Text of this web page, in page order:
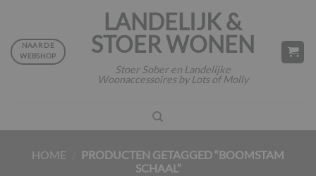
inhoud
LANDELIJK &
STOER WONEN
Stoer Sober en Landelijke
Woonaccessoires by Lots of Molly
NAAR DE
WEBSHOP
HOME
PRODUCTEN GETAGGED “BOOMSTAM
SCHAAL”